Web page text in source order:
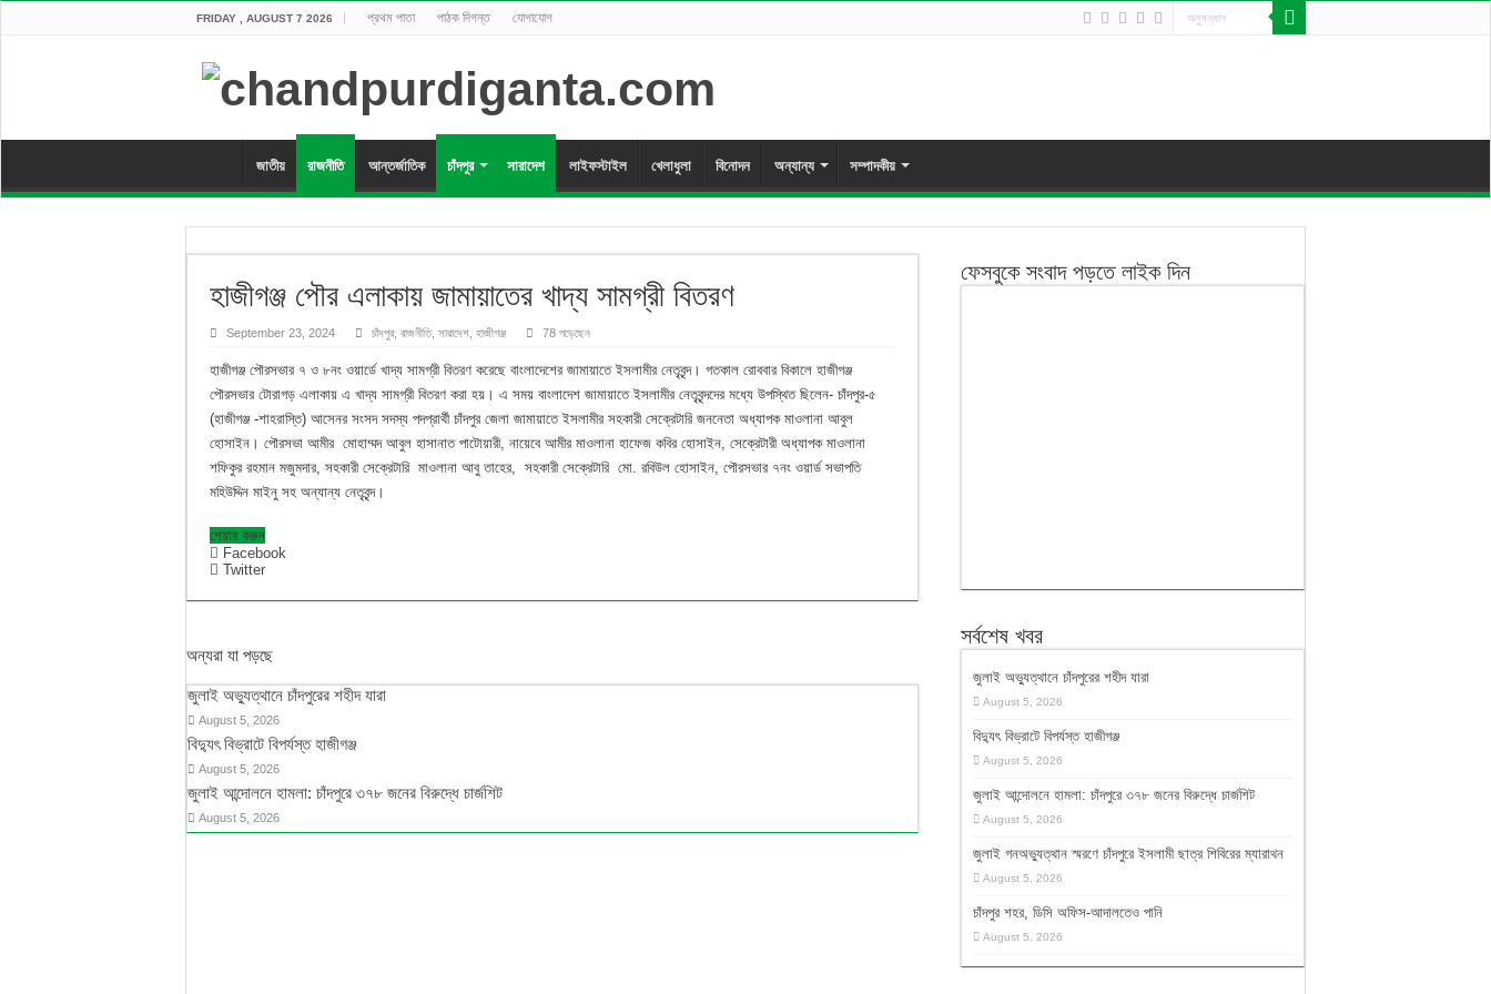
FRIDAY , AUGUST 7 2026 প্রথম পাতা পাঠক দিগন্ত যোগাযোগ
জাতীয় রাজনীতি আন্তর্জাতিক চাঁদপুর সারাদেশ লাইফস্টাইল খেলাধুলা বিনোদন অন্যান্য সম্পাদকীয়
হাজীগঞ্জ পৌর এলাকায় জামায়াতের খাদ্য সামগ্রী বিতরণ
September 23, 2024 চাঁদপুর রাজনীতি, সারাদেশ হাজীগঞ্জ 78 পড়েছেন
হাজীগঞ্জ পৌরসভার ৭ ও ৮নং ওয়ার্ডে খাদ্য সামগ্রী বিতরণ করেছে বাংলাদেশের জামায়াতে ইসলামীর নেতৃবৃন্দ। গতকাল রোববার বিকালে হাজীগঞ্জ
পৌরসভার টোরাগড় এলাকায় এ খাদ্য সামগ্রী বিতরণ করা হয়। এ সময় বাংলাদেশ জামায়াতে ইসলামীর নেতৃবৃন্দদের মধ্যে উপস্থিত ছিলেন- চাঁদপুর-৫
(হাজীগঞ্জ -শাহরাস্তি) আসেনর সংসদ সদস্য পদপ্রার্থী চাঁদপুর জেলা জামায়াতে ইসলামীর সহকারী সেক্রেটারি জননেতা অধ্যাপক মাওলানা আবুল
হোসাইন। পৌরসভা আমীর মোহাম্মদ আবুল হাসানাত পাটোয়ারী, নায়েবে আমীর মাওলানা হাফেজ কবির হোসাইন, সেক্রেটারী অধ্যাপক মাওলানা
শফিকুর রহমান মজুমদার, সহকারী সেক্রেটারি মাওলানা আবু তাহের, সহকারী সেক্রেটারি মো. রবিউল হোসাইন, পৌরসভার ৭নং ওয়ার্ড সভাপতি
মহিউদ্দিন মাইনু সহ অন্যান্য নেতৃবৃন্দ।
শেয়ার করুন
Facebook
Twitter
অন্যরা যা পড়ছে
জুলাই অভ্যুত্থানে চাঁদপুরের শহীদ যারা
August 5, 2026
বিদ্যুৎ বিভ্রাটে বিপর্যস্ত হাজীগঞ্জ
August 5, 2026
জুলাই আন্দোলনে হামলা: চাঁদপুরে ৩৭৮ জনের বিরুদ্ধে চার্জশিট
August 5, 2026
ফেসবুকে সংবাদ পড়তে লাইক দিন
সর্বশেষ খবর
জুলাই অভ্যুত্থানে চাঁদপুরের শহীদ যারা
August 5, 2026
বিদ্যুৎ বিভ্রাটে বিপর্যস্ত হাজীগঞ্জ
August 5, 2026
জুলাই আন্দোলনে হামলা: চাঁদপুরে ৩৭৮ জনের বিরুদ্ধে চার্জশিট
August 5, 2026
জুলাই গনঅভ্যুত্থান স্মরণে চাঁদপুরে ইসলামী ছাত্র শিবিরের ম্যারাথন
August 5, 2026
চাঁদপুর শহর, ডিসি অফিস-আদালতেও পানি
August 5, 2026